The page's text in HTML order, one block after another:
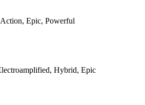
Epic, Powerful
Hybrid, Epic